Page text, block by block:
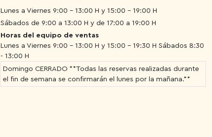
Lunes a Viernes 9:00 - 13:00 H y 15:00 - 19:00 H
Sábados de 9:00 a 13:00 H y de 17:00 a 19:00 H
Horas del equipo de ventas
Lunes a Viernes 9:00 - 13:00 H y 15:00 - 19:30 H Sábados 8:30
- 13:00 H
Domingo CERRADO **Todas las reservas realizadas durante
el fin de semana se confirmarán el lunes por la mañana.**